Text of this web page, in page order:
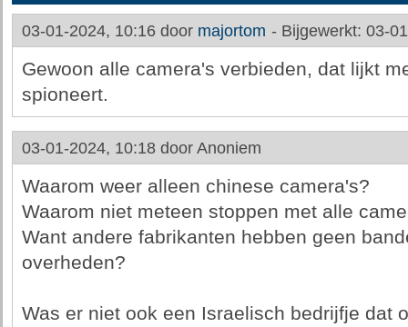
03-01-2024, 10:16 door majortom - Bijgewerkt: 03-
Gewoon alle camera's verbieden, dat lijkt
spioneert.
03-01-2024, 10:18 door Anoniem
Waarom weer alleen chinese camera's?
Waarom niet meteen stoppen met alle
Want andere fabrikanten hebben geen
overheden?
Was er niet ook een Israelisch bedrijfje dat